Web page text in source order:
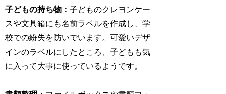
子どもの持ち物：子どものクレヨンケー
スや文具箱にも名前ラベルを作成し、学
校での紛失を防いでいます。可愛いデザ
インのラベルにしたところ、子どもも気
に入って大事に使っているようです。